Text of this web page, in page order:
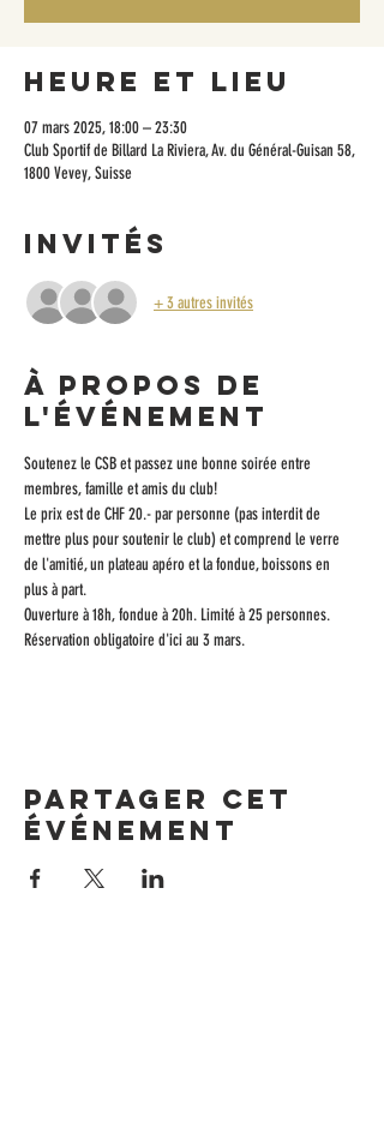
Heure et lieu
07 mars 2025, 18:00 – 23:30
Club Sportif de Billard La Riviera, Av. du Général-Guisan 58,
1800 Vevey, Suisse
Invités
+ 3 autres invités
À propos de
l'événement
Soutenez le CSB et passez une bonne soirée entre
membres, famille et amis du club!
Le prix est de CHF 20.- par personne (pas interdit de
mettre plus pour soutenir le club) et comprend le verre
de l'amitié, un plateau apéro et la fondue, boissons en
plus à part.
Ouverture à 18h, fondue à 20h. Limité à 25 personnes.
Réservation obligatoire d'ici au 3 mars.
Partager cet
événement